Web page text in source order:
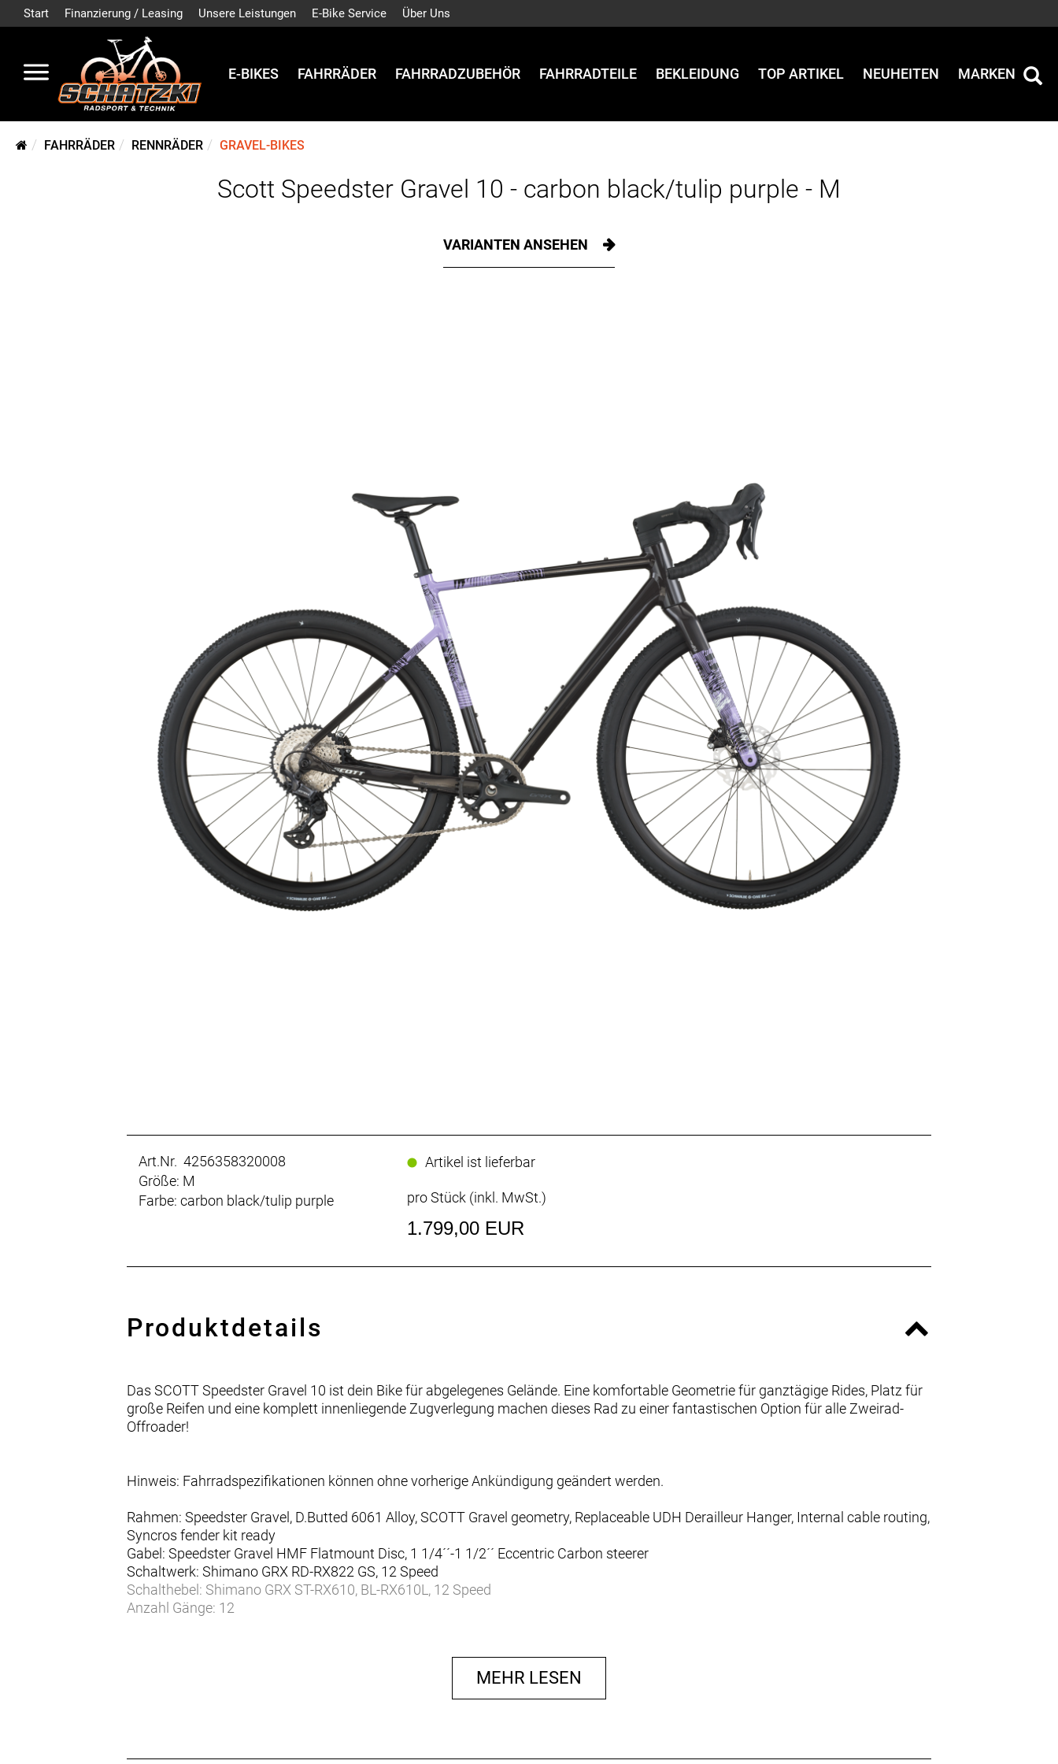
Start Finanzierung / Leasing Unsere Leistungen E-Bike Service Über Uns
E-BIKES FAHRRÄDER FAHRRADZUBEHÖR FAHRRADTEILE BEKLEIDUNG TOP ARTIKEL NEUHEITEN MARKEN
FAHRRÄDER RENNRÄDER GRAVEL-BIKES
Scott Speedster Gravel 10 - carbon black/tulip purple - M
VARIANTEN ANSEHEN
Art.Nr. 4256358320008
Größe: M
Farbe: carbon black/tulip purple
Artikel ist lieferbar
pro Stück (inkl. MwSt.)
1.799,00 EUR
Produktdetails
Das SCOTT Speedster Gravel 10 ist dein Bike für abgelegenes Gelände. Eine komfortable Geometrie für ganztägige Rides, Platz für
große Reifen und eine komplett innenliegende Zugverlegung machen dieses Rad zu einer fantastischen Option für alle Zweirad-
Offroader!
Hinweis: Fahrradspezifikationen können ohne vorherige Ankündigung geändert werden.
Rahmen: Speedster Gravel, D.Butted 6061 Alloy, SCOTT Gravel geometry, Replaceable UDH Derailleur Hanger, Internal cable routing,
Syncros fender kit ready
Gabel: Speedster Gravel HMF Flatmount Disc, 1 1/4´´-1 1/2´´ Eccentric Carbon steerer
Schaltwerk: Shimano GRX RD-RX822 GS, 12 Speed
Schalthebel: Shimano GRX ST-RX610, BL-RX610L, 12 Speed
Anzahl Gänge: 12
MEHR LESEN